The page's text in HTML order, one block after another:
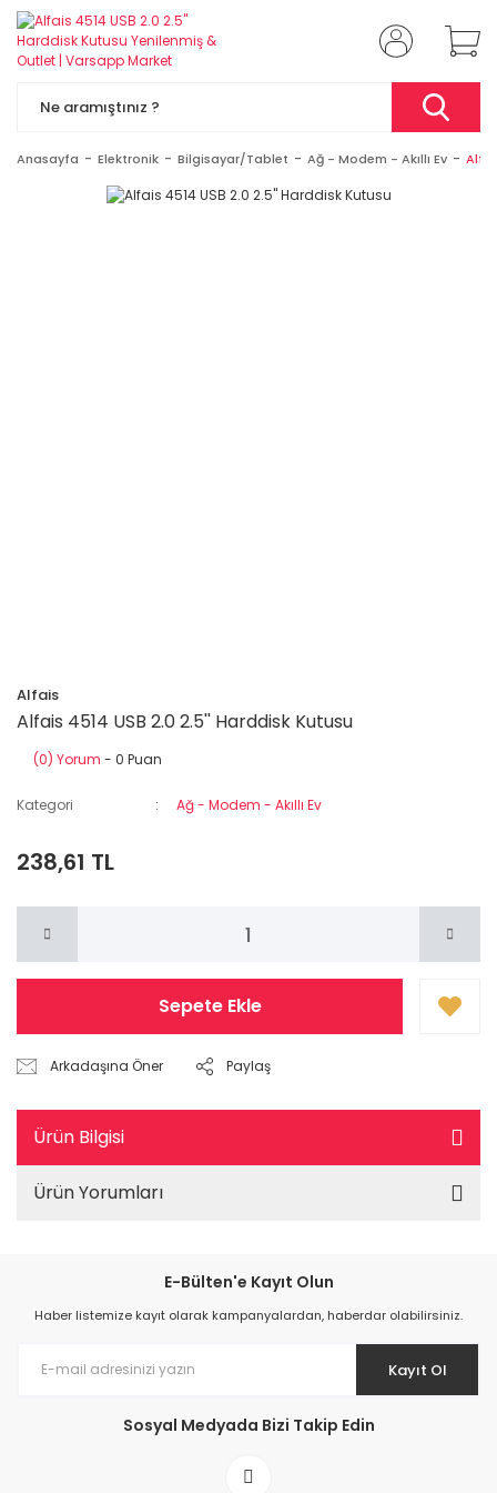
Anasayfa Elektronik Bilgisayar/Tablet Ağ - Modem - Akıllı Ev
Alfais
Alfais 4514 USB 2.0 2.5'' Harddisk Kutusu
(0) Yorum - 0 Puan
Kategori Ağ - Modem - Akıllı Ev
238,61 TL
Sepete Ekle
Arkadaşına Öner Paylaş
Ürün Bilgisi
Ürün Yorumları
E-Bülten'e Kayıt Olun
Haber listemize kayıt olarak kampanyalardan, haberdar olabilirsiniz.
Kayıt Ol
Sosyal Medyada Bizi Takip Edin